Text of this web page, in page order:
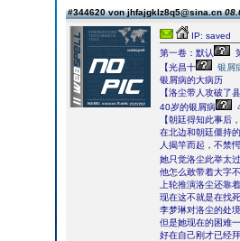
#344620 von jhfajgklz8q5@sina.cn
IP: saved
第一卷：默认
【光昌十
银屑
银屑病的大病历
【洛尘带人攻破了
40岁的银屑病
【朝廷得知此事后
在北边和朝廷僵持
人揭竿而起，不禁
她只觉洛尘此举太过
他怎么敢带着大字
上轮推演洛尘还靠
现在这不就是在找
李梦琳对洛尘的处
但是她现在的困难
好在自己刚才已经